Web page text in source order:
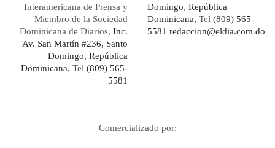
Interamericana de Prensa y
Miembro de la Sociedad
Dominicana de Diarios, Inc.
Av. San Martín #236, Santo
Domingo, República
Dominicana, Tel (809) 565-
5581
Domingo, República
Dominicana, Tel (809) 565-
5581 redaccion@eldia.com.do
Comercializado por: